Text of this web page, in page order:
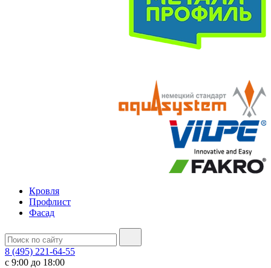
Кровля
Профлист
Фасад
8 (495) 221-64-55
с 9:00 до 18:00